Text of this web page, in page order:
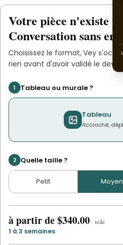
Votre pièce n'existe
Conversation sans
Choisissez le format, Vey
rien avant d'avoir validé le devis.
1 Tableau ou murale ?
Tableau
Accroché,
2 Quelle taille ?
Petit Moyen
à partir de$340.00 · toile
1 à 3 semaines